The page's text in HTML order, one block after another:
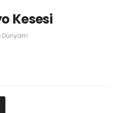
Kesesi
Dünyam